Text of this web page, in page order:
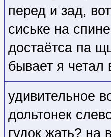
перед и зад,
сиське на
достаётса па
бывает я
удивительное
дольтонек
гудок жать? на